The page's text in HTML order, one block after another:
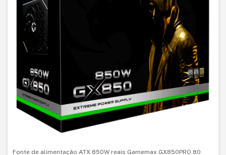
Fonte de alimentação ATX 850W reais Gamemax GX850PRO 80